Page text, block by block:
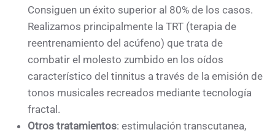
Consiguen un éxito superior al 80% de los casos.
Realizamos principalmente la TRT (terapia de
reentrenamiento del acúfeno) que trata de
combatir el molesto zumbido en los oídos
característico del tinnitus a través de la emisión de
tonos musicales recreados mediante tecnología
fractal.
Otros tratamientos: estimulación transcutanea,